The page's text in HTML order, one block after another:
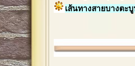
เส้นทางสายบางตะ